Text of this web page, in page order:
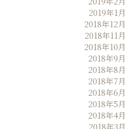
2019年1月
2018年12月
2018年11月
2018年10月
2018年9月
2018年8月
2018年7月
2018年6月
2018年5月
2018年4月